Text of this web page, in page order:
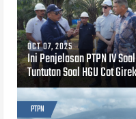
OCT 07, 2025
Ini Penjelasan PTPN IV Soal
Tuntutan Soal HGU Cot Girek
PTPN